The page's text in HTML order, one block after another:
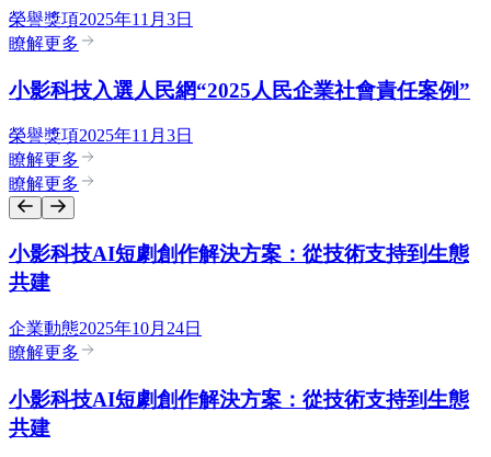
榮譽獎項2025年11月3日
瞭解更多
小影科技入選人民網“2025人民企業社會責任案例”
榮譽獎項2025年11月3日
瞭解更多
瞭解更多
小影科技AI短劇創作解決方案：從技術支持到生態
共建
企業動態2025年10月24日
瞭解更多
小影科技AI短劇創作解決方案：從技術支持到生態
共建